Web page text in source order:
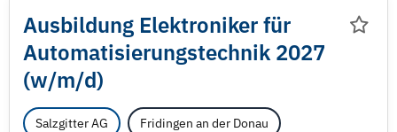
Ausbildung Elektroniker für
Automatisierungstechnik 2027
(w/m/d)
Salzgitter AG Fridingen an der Donau